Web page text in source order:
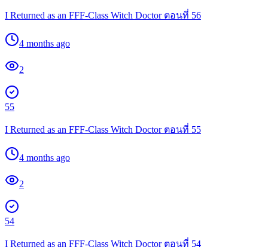
I Returned as an FFF-Class Witch Doctor ตอนที่ 56
4 months ago
2
55
I Returned as an FFF-Class Witch Doctor ตอนที่ 55
4 months ago
2
54
I Returned as an FFF-Class Witch Doctor ตอนที่ 54